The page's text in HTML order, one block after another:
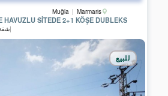
Muğla Marmaris
HAVUZLU SITEDE 2+1 KÖŞE DUBLEKS
للبيع